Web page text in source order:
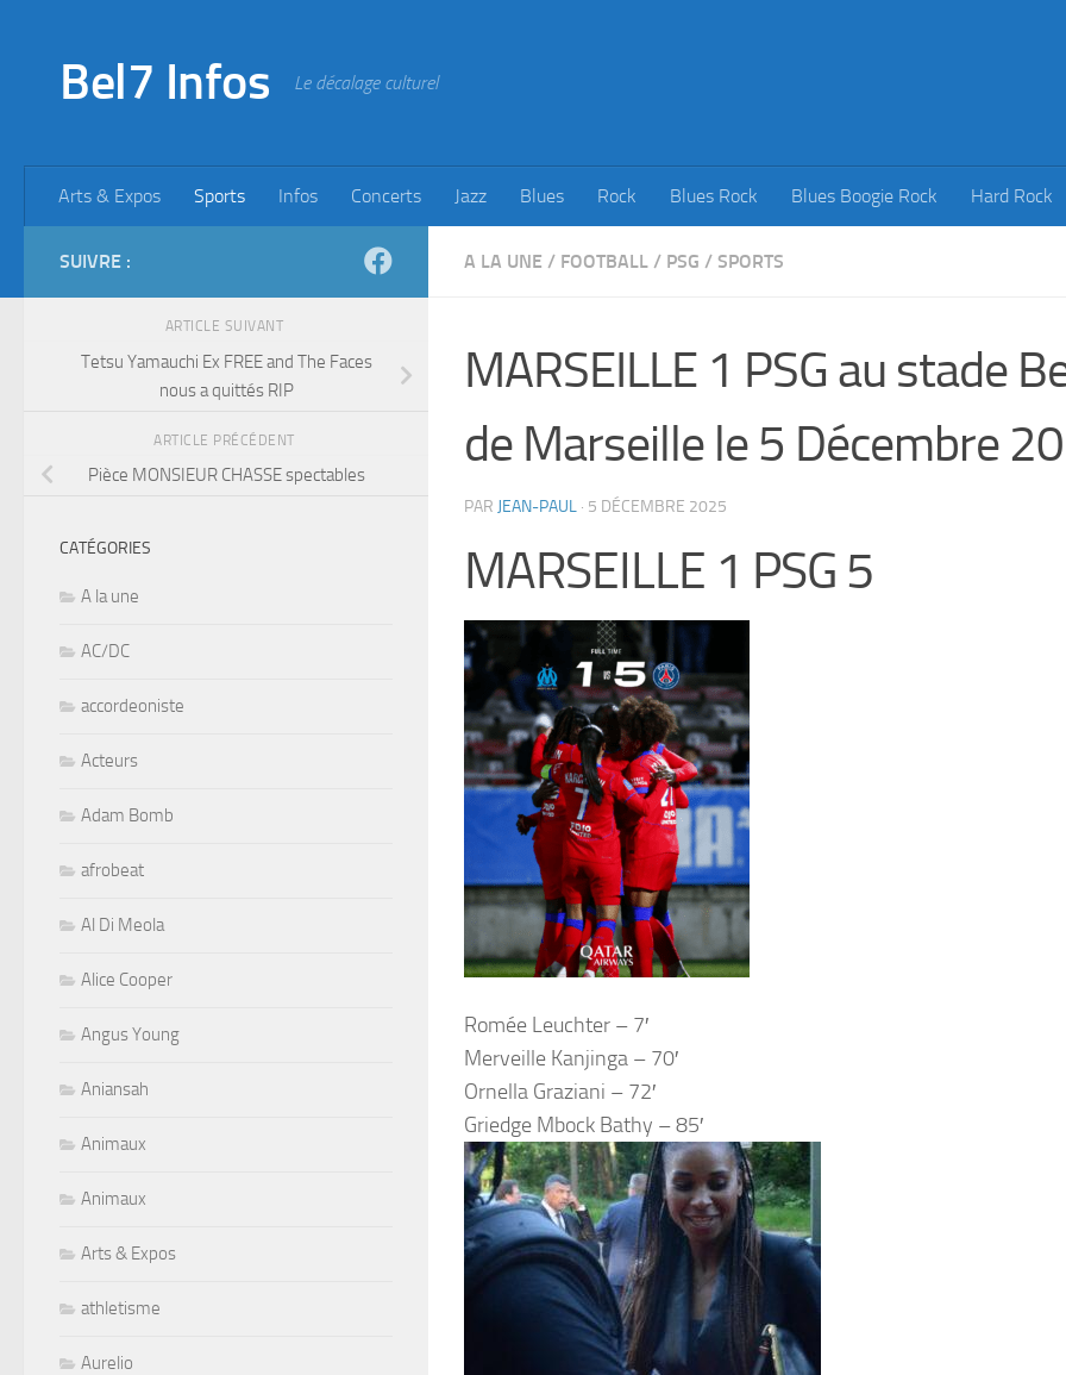
Bel7 Infos Le décalage culturel
Arts & Expos Sports Infos Concerts Jazz Blues Rock Blues Rock Blues Boogie Rock Hard Rock
A LA UNE / FOOTBALL / PSG / SPORTS
MARSEILLE 1 PSG au stade
de Marseille le 5 Décembre
PAR JEAN-PAUL · 5 DÉCEMBRE 2025
MARSEILLE 1 PSG 5
Romée Leuchter – 7′
Merveille Kanjinga – 70′
Ornella Graziani – 72′
Griedge Mbock Bathy – 85′
SUIVRE :
ARTICLE SUIVANT
Tetsu Yamauchi Ex FREE and The Faces
nous a quittés RIP
ARTICLE PRÉCÉDENT
Pièce MONSIEUR CHASSE spectables
CATÉGORIES
A la une
AC/DC
accordeoniste
Acteurs
Adam Bomb
afrobeat
Al Di Meola
Alice Cooper
Angus Young
Aniansah
Animaux
Animaux
Arts & Expos
athletisme
Aurelio